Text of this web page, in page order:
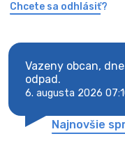
Chcete sa odhlásiť?
Vazeny obcan,
odpad.
6. augusta 2026
Najnovšie